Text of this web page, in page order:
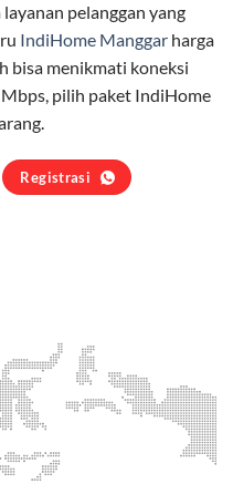
pelanggan yang
IndiHome Manggarharga
bisa menikmati koneksi
pilih paket IndiHome
Registrasi